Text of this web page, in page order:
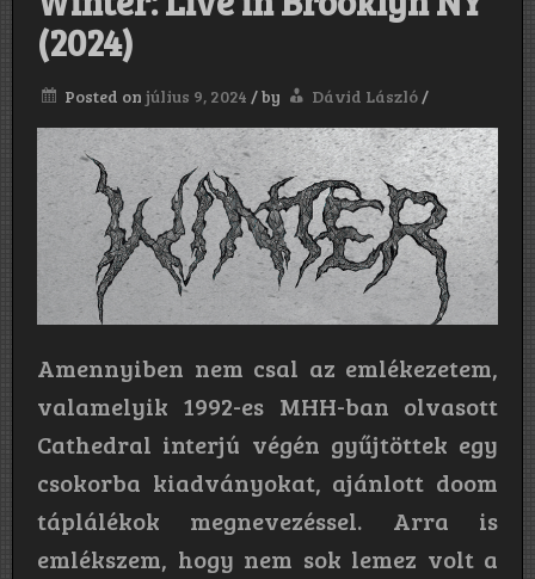
(2024)
Posted on július 9, 2024 /by Dávid László/
Amennyiben nem csal az emlékezetem,
valamelyik 1992-es MHH-ban olvasott
Cathedral interjú végén gyűjtöttek egy
csokorba kiadványokat, ajánlott doom
táplálékok megnevezéssel. Arra is
emlékszem, hogy nem sok lemez volt a